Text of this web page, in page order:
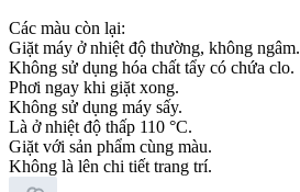
Các màu còn lại:
Giặt máy ở nhiệt độ thường, không ngâm.
Không sử dụng hóa chất tẩy có chứa clo.
Phơi ngay khi giặt xong.
Không sử dụng máy sấy.
Là ở nhiệt độ thấp 110 °C.
Giặt với sản phẩm cùng màu.
Không là lên chi tiết trang trí.